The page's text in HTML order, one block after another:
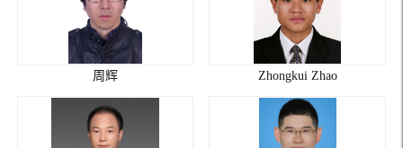
周辉 Zhongkui Zhao